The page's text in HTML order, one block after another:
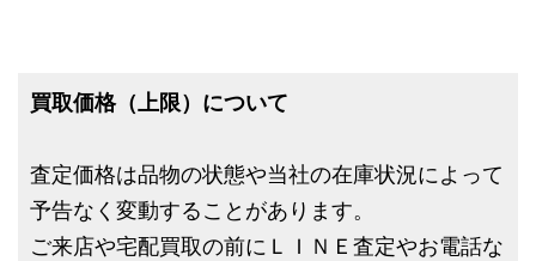
買取価格（上限）について
査定価格は品物の状態や当社の在庫状況によって
予告なく変動することがあります。
ご来店や宅配買取の前にＬＩＮＥ査定やお電話な